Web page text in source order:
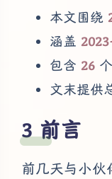
本文围绕
涵盖
包含 26
文末提供
前言
前几天与小伙